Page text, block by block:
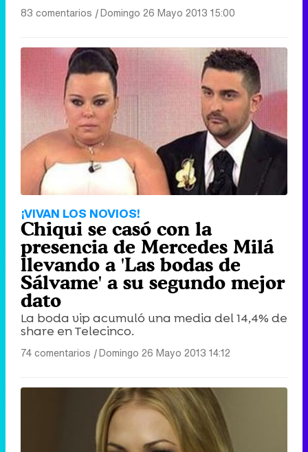
83 comentarios |Domingo 26 Mayo 2013 15:00
¡VIVAN LOS NOVIOS!
Chiqui se casó con la
presencia de Mercedes Milá
llevando a 'Las bodas de
Sálvame' a su segundo mejor
dato
La boda vip acumuló una media del 14,4% de
share en Telecinco.
74 comentarios |Domingo 26 Mayo 2013 14:12